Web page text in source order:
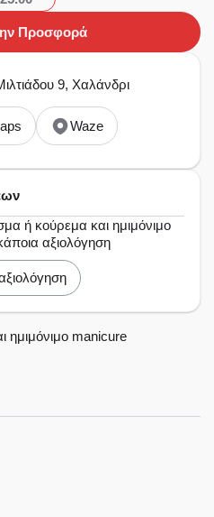
ή κούρεμα και ημιμόνιμο
αξιολόγηση
ημιμόνιμο manicure
Προσφορά
9, Χαλάνδρι
Waze